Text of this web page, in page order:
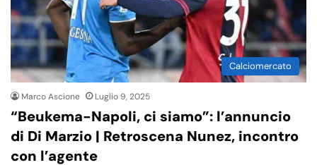
Calciomercato
Marco Ascione Luglio 9, 2025
“Beukema-Napoli, ci siamo”: l’annuncio
di Di Marzio | Retroscena Nunez, incontro
con l’agente